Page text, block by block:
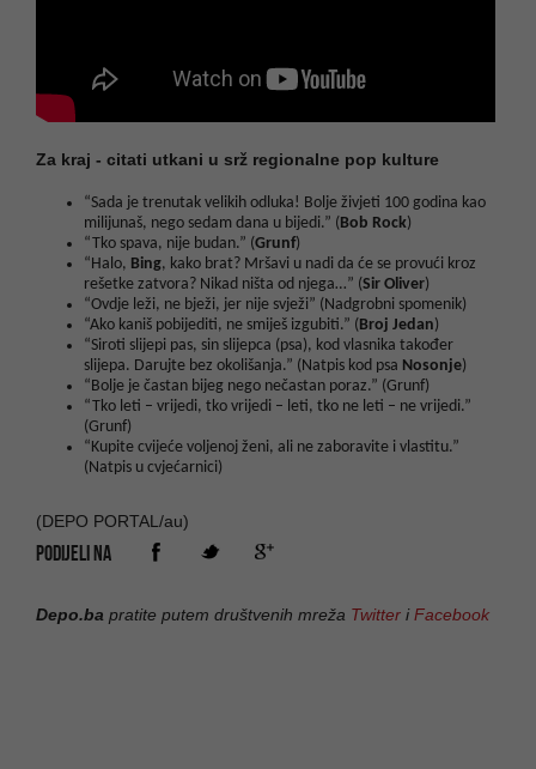
Za kraj - citati utkani u srž regionalne pop kulture
“Sada je trenutak velikih odluka! Bolje živjeti 100 godina kao
milijunaš, nego sedam dana u bijedi.” ( Bob Rock)
“Tko spava, nije budan.” (Grunf)
“Halo, Bing, kako brat? Mršavi u nadi da će se provući kroz
rešetke zatvora? Nikad ništa od njega…” (Sir Oliver)
“Ovdje leži, ne bježi, jer nije svježi” (Nadgrobni spomenik)
“Ako kaniš pobijediti, ne smiješ izgubiti.” ( Broj Jedan)
“Siroti slijepi pas, sin slijepca (psa), kod vlasnika također
slijepa. Darujte bez okolišanja.” (Natpis kod psa Nosonje)
“Bolje je častan bijeg nego nečastan poraz.” (Grunf)
“Tko leti – vrijedi, tko vrijedi – leti, tko ne leti – ne vrijedi.”
(Grunf)
“Kupite cvijeće voljenoj ženi, ali ne zaboravite i vlastitu.”
(Natpis u cvjećarnici)
(DEPO PORTAL/au)
PODIJELI NA
Depo.ba pratite putem društvenih mreža Twitter iFacebook